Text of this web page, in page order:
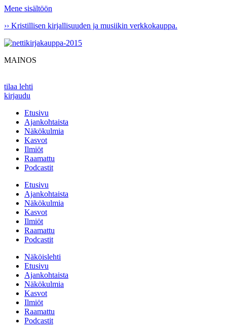
Mene sisältöön
›› Kristillisen kirjallisuuden ja musiikin verkkokauppa.
MAINOS
tilaa lehti
kirjaudu
Etusivu
Ajankohtaista
Näkökulmia
Kasvot
Ilmiöt
Raamattu
Podcastit
Etusivu
Ajankohtaista
Näkökulmia
Kasvot
Ilmiöt
Raamattu
Podcastit
Näköislehti
Etusivu
Ajankohtaista
Näkökulmia
Kasvot
Ilmiöt
Raamattu
Podcastit